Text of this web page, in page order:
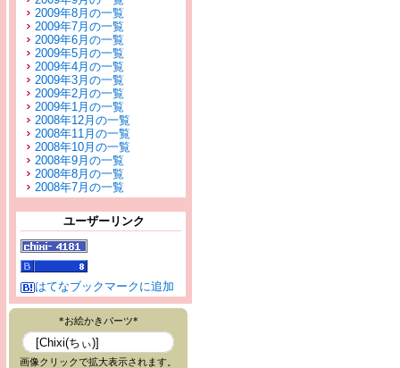
2009年8月の一覧
2009年7月の一覧
2009年6月の一覧
2009年5月の一覧
2009年4月の一覧
2009年3月の一覧
2009年2月の一覧
2009年1月の一覧
2008年12月の一覧
2008年11月の一覧
2008年10月の一覧
2008年9月の一覧
2008年8月の一覧
2008年7月の一覧
ユーザーリンク
はてなブックマークに追加